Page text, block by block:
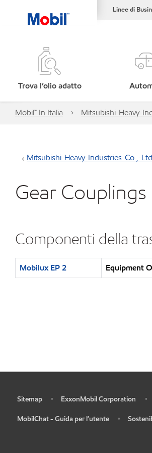
Linee di
Trova l’olio adatto
Mobil™ In Italia Mitsubishi-Heavy-
Mitsubishi-Heavy-Industries-Co.,-
Gear Couplings
Componenti della
Mobilux EP 2 Equipment
Sitemap • ExxonMobil Corporation •
MobilChat - Guida per l’utente •